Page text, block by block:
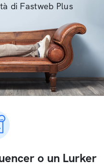
di Fastweb Plus
o un Lurker